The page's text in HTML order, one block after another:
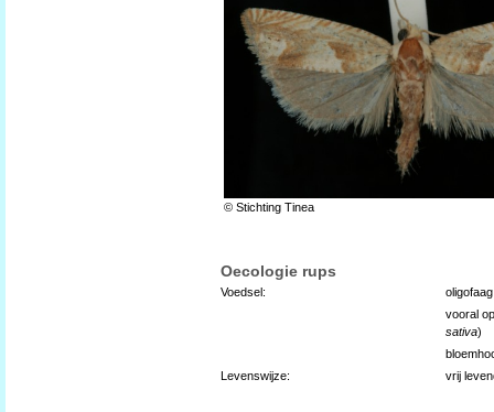
© Stichting Tinea
Oecologie rups
Voedsel:
vooral
sativa)
Levenswijze:
vrij